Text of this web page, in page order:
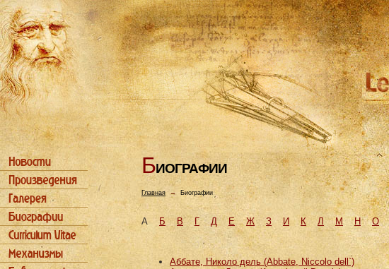
БИОГРАФИИ
Главная→ Биографии
АБ В Г Д Е Ж З И К Л М H О
Аббате, Николо дель (Abbate, Niccolo dell`)